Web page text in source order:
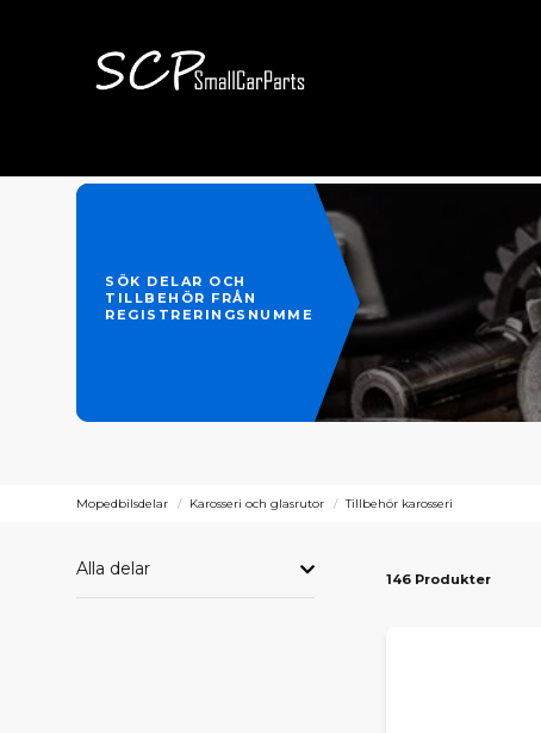
SÖK DELAR OCH
TILLBEHÖR FRÅN
REGISTRERINGSNUMMER
Mopedbilsdelar Karosseri och glasrutor Tillbehör karosseri
Alla delar 146 Produkter